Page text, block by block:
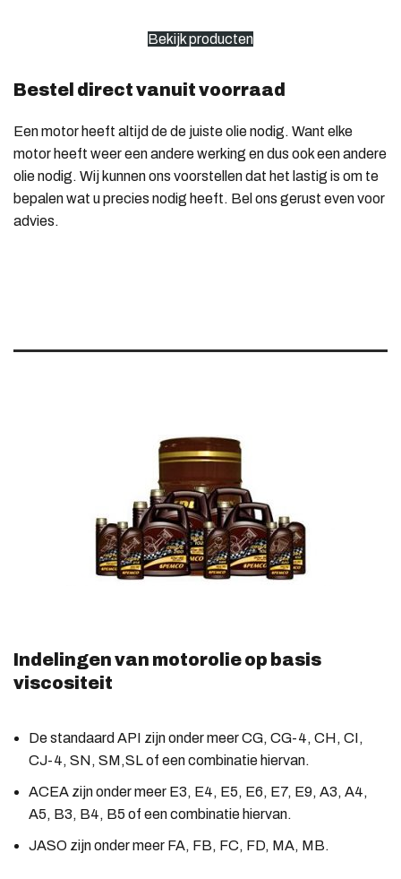
Bekijk producten
Bestel direct vanuit voorraad
Een motor heeft altijd de de juiste olie nodig. Want elke
motor heeft weer een andere werking en dus ook een andere
olie nodig. Wij kunnen ons voorstellen dat het lastig is om te
bepalen wat u precies nodig heeft. Bel ons gerust even voor
advies.
Indelingen van motorolie op basis
viscositeit
De standaard API zijn onder meer CG, CG-4, CH, CI,
CJ-4, SN, SM,SL of een combinatie hiervan.
ACEA zijn onder meer E3, E4, E5, E6, E7, E9, A3, A4,
A5, B3, B4, B5 of een combinatie hiervan.
JASO zijn onder meer FA, FB, FC, FD, MA, MB.